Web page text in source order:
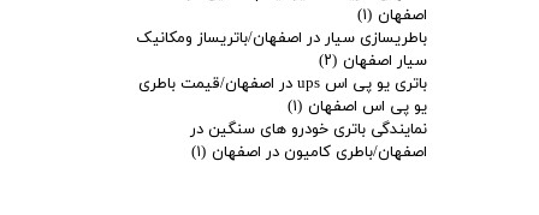
اصفهان (۱)
باطریسازی سیار در اصفهان/باتریساز ومکانیک
سیار اصفهان (۲)
باتری یو پی اس ups در اصفهان/قیمت باطری
یو پی اس اصفهان (۱)
نمایندگی باتری خودرو های سنگین در
اصفهان/باطری کامیون در اصفهان (۱)